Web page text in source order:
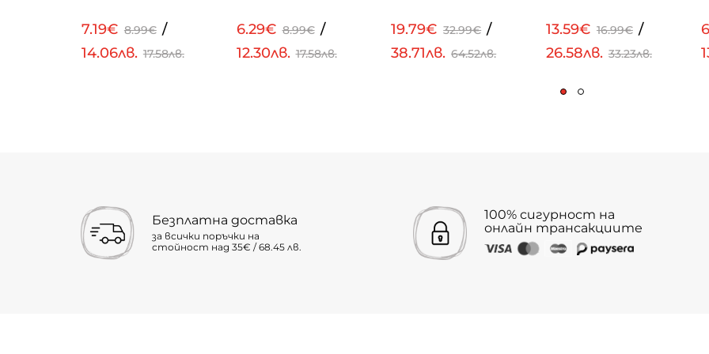
7.19€ 8.99€ /
14.06лв. 17.58лв.
6.29€ 8.99€ /
12.30лв. 17.58лв.
19.79€ 32.99€ /
38.71лв. 64.52лв.
13.59€ 16.99€ /
26.58лв. 33.23лв.
Безплатна доставка
за всички поръчки на
стойност над 35€ / 68.45 лв.
100% сигурност на
онлайн трансакциите